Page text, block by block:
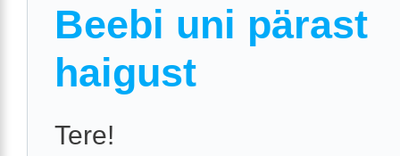
Beebi uni pärast
haigust
Tere!